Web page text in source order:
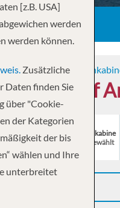
auf
Innenkabine
ausgewählt
[z.B. USA]
werden
werden können.
Zusätzliche
Daten finden Sie
über "Cookie-
der Kategorien
der bis
wählen und Ihre
unterbreitet